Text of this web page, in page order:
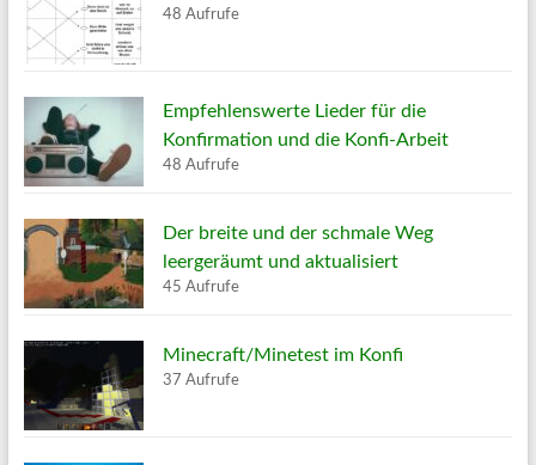
48 Aufrufe
Empfehlenswerte Lieder für die
Konfirmation und die Konfi-Arbeit
48 Aufrufe
Der breite und der schmale Weg
leergeräumt und aktualisiert
45 Aufrufe
Minecraft/Minetest im Konfi
37 Aufrufe